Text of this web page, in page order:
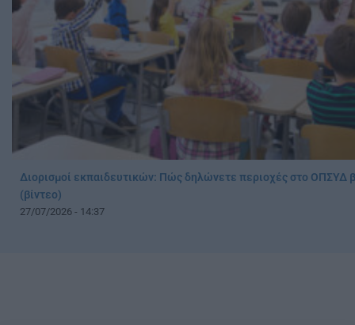
Διορισμοί εκπαιδευτικών: Πώς δηλώνετε περιοχές στο ΟΠΣΥΔ
(βίντεο)
27/07/2026 - 14:37